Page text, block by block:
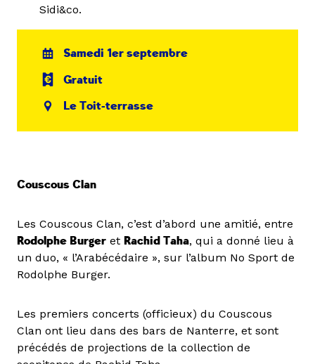
Sidi&co.
Samedi 1er septembre
Gratuit
Le Toit-terrasse
Couscous Clan
Les Couscous Clan, c’est d’abord une amitié, entre
Rodolphe Burger et Rachid Taha, qui a donné lieu à
un duo, « l’Arabécédaire », sur l’album No Sport de
Rodolphe Burger.
Les premiers concerts (officieux) du Couscous
Clan ont lieu dans des bars de Nanterre, et sont
précédés de projections de la collection de